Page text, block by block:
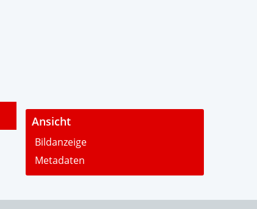
Ansicht
Bildanzeige
Metadaten